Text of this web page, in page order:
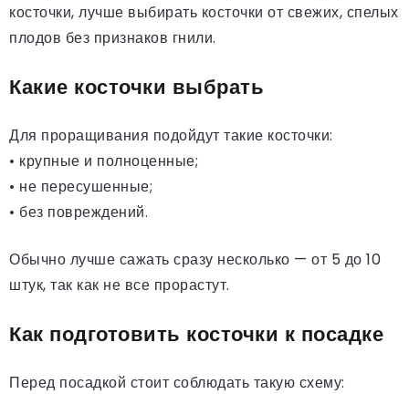
косточки, лучше выбирать косточки от свежих, спелых
плодов без признаков гнили.
Какие косточки выбрать
Для проращивания подойдут такие косточки:
• крупные и полноценные;
• не пересушенные;
• без повреждений.
Обычно лучше сажать сразу несколько — от 5 до 10
штук, так как не все прорастут.
Как подготовить косточки к посадке
Перед посадкой стоит соблюдать такую схему: